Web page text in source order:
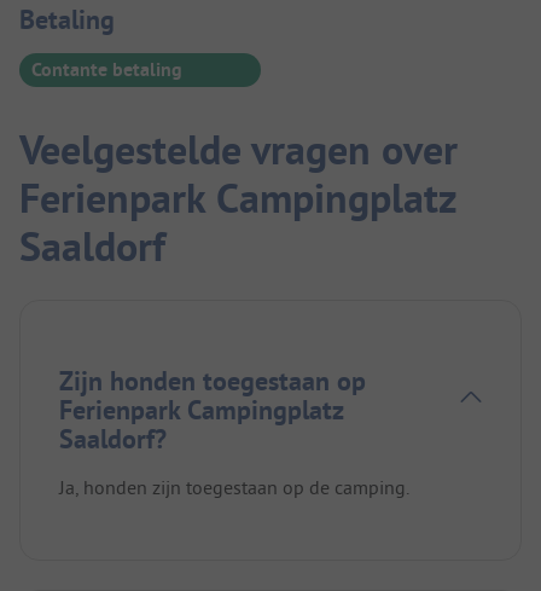
Betaalinformatie
Betaling
Contante betaling
Veelgestelde vragen over
Ferienpark Campingplatz
Saaldorf
Zijn honden toegestaan op
Ferienpark Campingplatz
Saaldorf?
Ja, honden zijn toegestaan op de camping.